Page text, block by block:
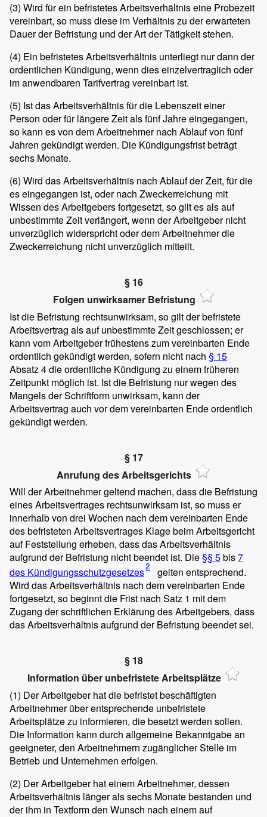
(3) Wird für ein befristetes Arbeitsverhältnis eine Probezeit
vereinbart, so muss diese im Verhältnis zu der erwarteten
Dauer der Befristung und der Art der Tätigkeit stehen.
(4) Ein befristetes Arbeitsverhältnis unterliegt nur dann der
ordentlichen Kündigung, wenn dies einzelvertraglich oder
im anwendbaren Tarifvertrag vereinbart ist.
(5) Ist das Arbeitsverhältnis für die Lebenszeit einer
Person oder für längere Zeit als fünf Jahre eingegangen,
so kann es von dem Arbeitnehmer nach Ablauf von fünf
Jahren gekündigt werden. Die Kündigungsfrist beträgt
sechs Monate.
(6) Wird das Arbeitsverhältnis nach Ablauf der Zeit, für die
es eingegangen ist, oder nach Zweckerreichung mit
Wissen des Arbeitgebers fortgesetzt, so gilt es als auf
unbestimmte Zeit verlängert, wenn der Arbeitgeber nicht
unverzüglich widerspricht oder dem Arbeitnehmer die
Zweckerreichung nicht unverzüglich mitteilt.
§ 16
Folgen unwirksamer Befristung
Ist die Befristung rechtsunwirksam, so gilt der befristete
Arbeitsvertrag als auf unbestimmte Zeit geschlossen; er
kann vom Arbeitgeber frühestens zum vereinbarten Ende
ordentlich gekündigt werden, sofern nicht nach § 15
Absatz 4 die ordentliche Kündigung zu einem früheren
Zeitpunkt möglich ist. Ist die Befristung nur wegen des
Mangels der Schriftform unwirksam, kann der
Arbeitsvertrag auch vor dem vereinbarten Ende ordentlich
gekündigt werden.
§ 17
Anrufung des Arbeitsgerichts
Will der Arbeitnehmer geltend machen, dass die Befristung
eines Arbeitsvertrages rechtsunwirksam ist, so muss er
innerhalb von drei Wochen nach dem vereinbarten Ende
des befristeten Arbeitsvertrages Klage beim Arbeitsgericht
auf Feststellung erheben, dass das Arbeitsverhältnis
aufgrund der Befristung nicht beendet ist. Die§§ 5bis7
des Kündigungsschutzgesetzes2
gelten entsprechend.
Wird das Arbeitsverhältnis nach dem vereinbarten Ende
fortgesetzt, so beginnt die Frist nach Satz 1 mit dem
Zugang der schriftlichen Erklärung des Arbeitgebers, dass
das Arbeitsverhältnis aufgrund der Befristung beendet sei.
§ 18
Information über unbefristete Arbeitsplätze
(1) Der Arbeitgeber hat die befristet beschäftigten
Arbeitnehmer über entsprechende unbefristete
Arbeitsplätze zu informieren, die besetzt werden sollen.
Die Information kann durch allgemeine Bekanntgabe an
geeigneter, den Arbeitnehmern zugänglicher Stelle im
Betrieb und Unternehmen erfolgen.
(2) Der Arbeitgeber hat einem Arbeitnehmer, dessen
Arbeitsverhältnis länger als sechs Monate bestanden und
der ihm in Textform den Wunsch nach einem auf